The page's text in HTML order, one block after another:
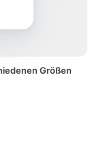
Größen